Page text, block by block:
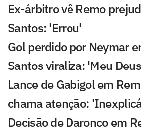
Ex-árbitro vê Remo
Santos: 'Errou'
Gol perdido por Neymar
Santos viraliza: 'Meu
Lance de Gabigol em
chama atenção:
Decisão de Daronco em